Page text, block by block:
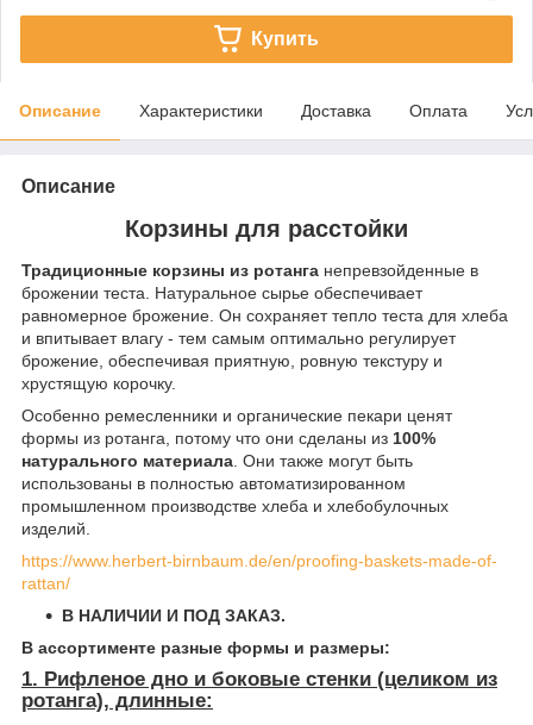
Купить
Описание Характеристики Доставка Оплата
Описание
Корзины для расстойки
Традиционные корзины из ротанга непревзойденные в
брожении теста. Натуральное сырье обеспечивает
равномерное брожение. Он сохраняет тепло теста для хлеба
и впитывает влагу - тем самым оптимально регулирует
брожение, обеспечивая приятную, ровную текстуру и
хрустящую корочку.
Особенно ремесленники и органические пекари ценят
формы из ротанга, потому что они сделаны из 100%
натурального материала. Они также могут быть
использованы в полностью автоматизированном
промышленном производстве хлеба и хлебобулочных
изделий.
https://www.herbert-birnbaum.de/en/proofing-baskets-made-of-
rattan/
В НАЛИЧИИ И ПОД ЗАКАЗ.
В ассортименте разные формы и размеры:
1. Рифленое дно и боковые стенки (целиком из
ротанга), длинные: